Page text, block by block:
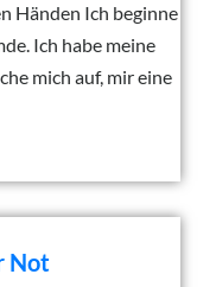
Händen Ich beginne
Ich habe meine
mich auf, mir eine
Not